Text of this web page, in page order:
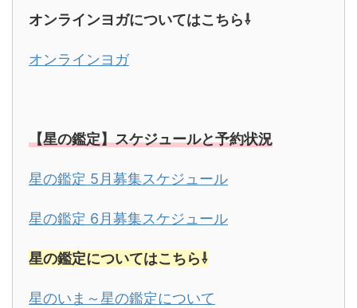
オンラインヨガについてはこちら⇩
オンラインヨガ
【星の鑑定】スケジュールと予約状況
星の鑑定 5月募集スケジュール
星の鑑定 6月募集スケジュール
星の鑑定についてはこちら⇩
星のいま～星の鑑定について